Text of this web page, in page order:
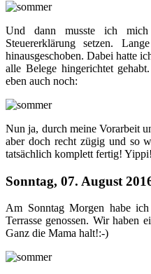
Und dann musste ich
Steuererklärung setzen.
hinausgeschoben. Dabei hatte
alle Belege hingerichtet
eben auch noch:
Nun ja, durch meine Vorarbeit
aber doch recht zügig und so
tatsächlich komplett fertig!
Sonntag, 07. August
Am Sonntag Morgen habe
Terrasse genossen. Wir haben
Ganz die Mama halt!:-)